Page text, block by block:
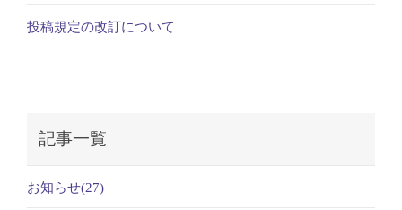
投稿規定の改訂について
記事一覧
お知らせ(27)